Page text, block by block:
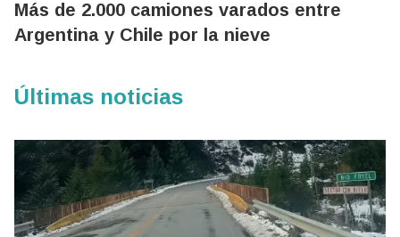
Más de 2.000 camiones varados entre
Argentina y Chile por la nieve
Últimas noticias